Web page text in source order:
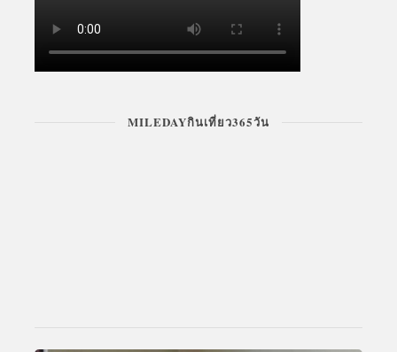
MILEDAYกินเที่ยว365วัน